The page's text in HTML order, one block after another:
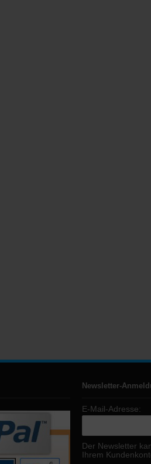
Newsletter-
E-Mail-Adresse:
Der Newsletter
Ihrem